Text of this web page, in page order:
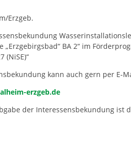
Erzgeb.
„Erzgebirgsbad“ BA 2“ im
(NiSE)“
kann auch gern per E-
erzgeb.de
der Interessensbekundung ist